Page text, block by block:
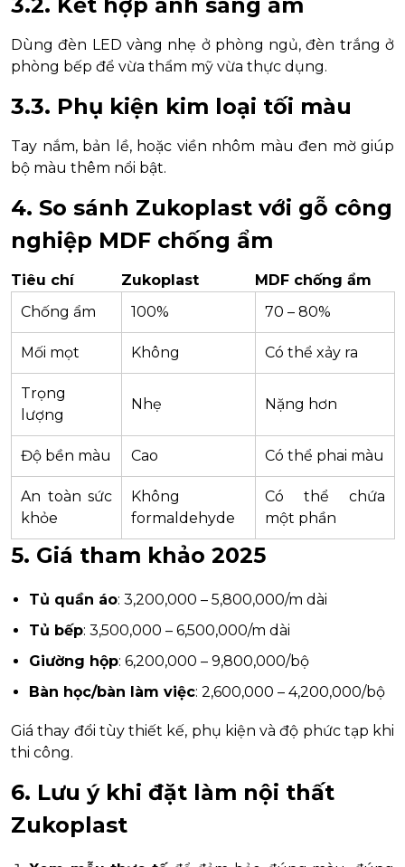
Dùng đèn LED vàng nhẹ ở phòng ngủ, đèn trắng ở
phòng bếp để vừa thẩm mỹ vừa thực dụng.
3.3. Phụ kiện kim loại tối màu
Tay nắm, bản lề, hoặc viền nhôm màu đen mờ giúp
bộ màu thêm nổi bật.
4. So sánh Zukoplast với gỗ công
nghiệp MDF chống ẩm
Tiêu chí Zukoplast
MDF chống ẩm
Chống ẩm
100% 70 – 80%
Mối mọt Không Có thể xảy ra
Trọng
lượng
Nhẹ Nặng hơn
Độ bền màu Cao Có thể phai màu
An toàn sức
khỏe
Không
formaldehyde
Có thể chứa
một phần
5. Giá tham khảo 2025
Tủ quần áo: 3,200,000 – 5,800,000/m dài
Tủ bếp: 3,500,000 – 6,500,000/m dài
Giường hộp: 6,200,000 – 9,800,000/bộ
Bàn học/bàn làm việc: 2,600,000 – 4,200,000/bộ
Giá thay đổi tùy thiết kế, phụ kiện và độ phức tạp khi
thi công.
6. Lưu ý khi đặt làm nội thất
Zukoplast